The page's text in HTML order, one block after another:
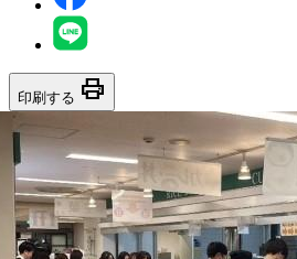
印刷する print